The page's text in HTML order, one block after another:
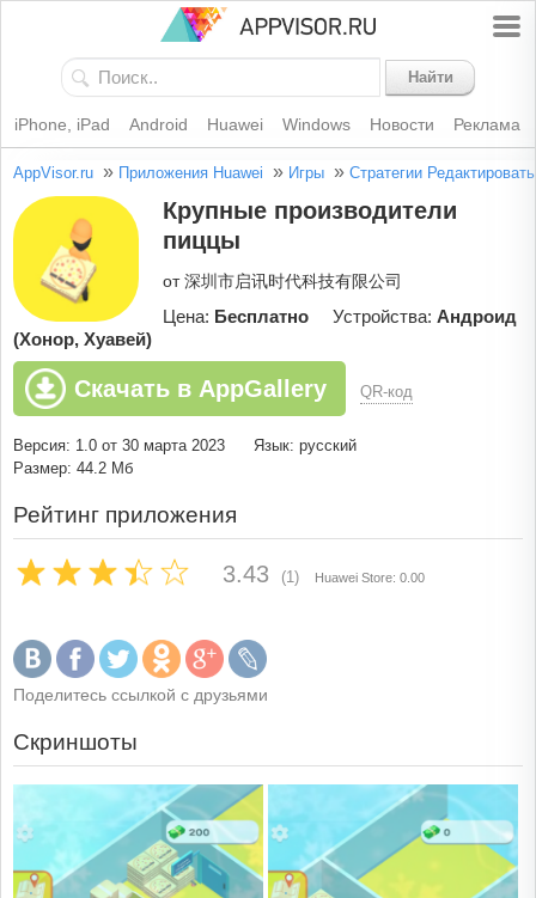
Найти
iPhone, iPad Android Huawei Windows Новости Реклама
AppVisor.ru » Приложения Huawei » Игры » Стратегии Редактировать
Крупные производители
пиццы
от 深圳市启讯时代科技有限公司
Цена: Бесплатно Устройства: Андроид
(Хонор, Хуавей)
Скачать в AppGallery QR-код
Версия: 1.0 от 30 марта 2023
Язык: русский
Размер: 44.2 Мб
Рейтинг приложения
3.43 (1) Huawei Store: 0.00
Поделитесь ссылкой с друзьями
Скриншоты